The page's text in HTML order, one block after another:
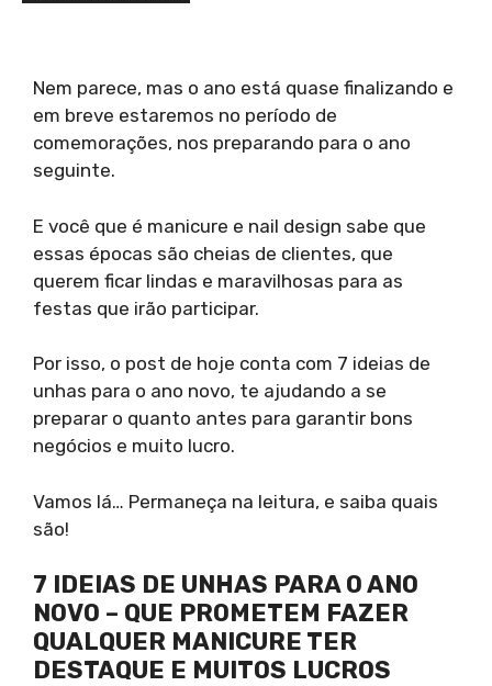
Nem parece, mas o ano está quase finalizando e
em breve estaremos no período de
comemorações, nos preparando para o ano
seguinte.
E você que é manicure e nail design sabe que
essas épocas são cheias de clientes, que
querem ficar lindas e maravilhosas para as
festas que irão participar.
Por isso, o post de hoje conta com 7 ideias de
unhas para o ano novo, te ajudando a se
preparar o quanto antes para garantir bons
negócios e muito lucro.
Vamos lá… Permaneça na leitura, e saiba quais
são!
7 IDEIAS DE UNHAS PARA O ANO
NOVO – QUE PROMETEM FAZER
QUALQUER MANICURE TER
DESTAQUE E MUITOS LUCROS